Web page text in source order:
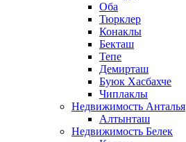
Оба
Тюрклер
Конаклы
Бекташ
Тепе
Демирташ
Буюк Хасбахче
Чиплаклы
Недвижимость Анталья
Алтынташ
Недвижимость Белек